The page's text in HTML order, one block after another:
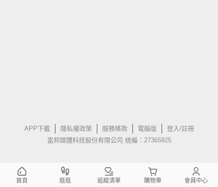
APP下載 隱私權政策 服務條款 電腦版
登入/註冊
富邦媒體科技股份有限公司 統編：27365925
首頁 逛逛 追蹤清單 購物車 會員中心